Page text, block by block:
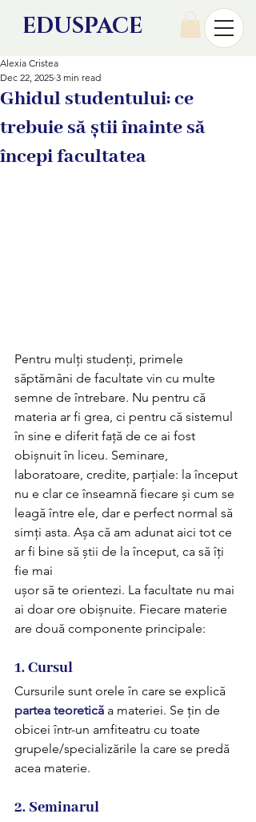
EDUSPACE
Ghidul studentului: ce
trebuie să știi înainte să
începi facultatea
Alexia Cristea
Dec 22, 2025 3 min read
Pentru mulți studenți, primele
săptămâni de facultate vin cu multe
semne de întrebare. Nu pentru că
materia ar fi grea, ci pentru că sistemul
în sine e diferit față de ce ai fost
obișnuit în liceu. Seminare,
laboratoare, credite, parțiale: la început
nu e clar ce înseamnă fiecare și cum se
leagă între ele, dar e perfect normal să
simți asta. Așa că am adunat aici tot ce
ar fi bine să știi de la început, ca să îți
fie mai
ușor să te orientezi. La facultate nu mai
ai doar ore obișnuite. Fiecare materie
are două componente principale:
1. Cursul
Cursurile sunt orele în care se explică
partea teoretică a materiei. Se țin de
obicei într-un amfiteatru cu toate
grupele/specializările la care se predă
acea materie.
2. Seminarul